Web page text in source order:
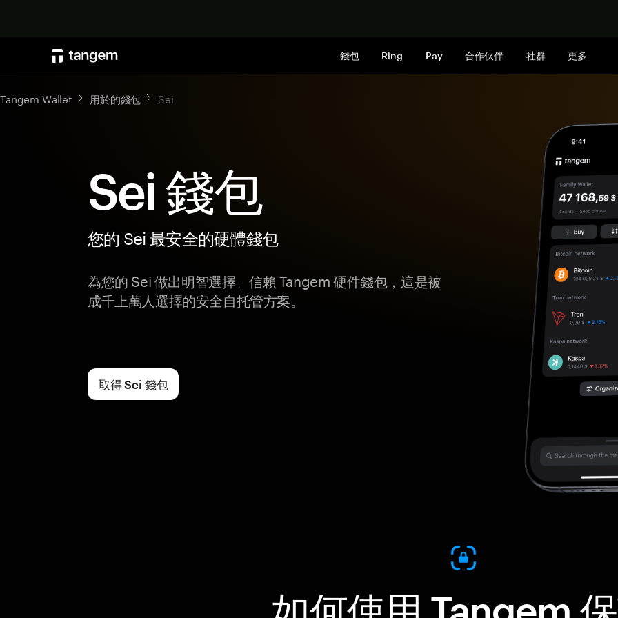
錢包 Ring Pay 合作伙伴 社群 更多
Tangem Wallet 用於的錢包 Sei
Sei 錢包
您的 Sei 最安全的硬體錢包
為您的 Sei 做出明智選擇。信賴 Tangem 硬件錢包，這是被
成千上萬人選擇的安全自托管方案。
取得 Sei 錢包